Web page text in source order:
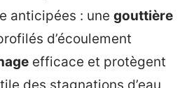
anticipées : une gouttière
d’écoulement
efficace et protègent